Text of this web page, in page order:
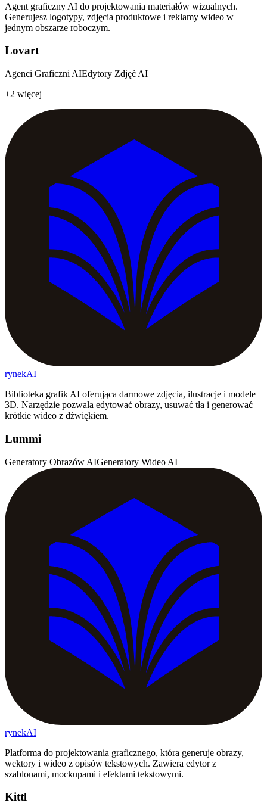
Agent graficzny AI do projektowania materiałów wizualnych.
Generujesz logotypy, zdjęcia produktowe i reklamy wideo w
jednym obszarze roboczym.
Lovart
Agenci Graficzni AIEdytory Zdjęć AI
+2 więcej
rynekAI
Biblioteka grafik AI oferująca darmowe zdjęcia, ilustracje i modele
3D. Narzędzie pozwala edytować obrazy, usuwać tła i generować
krótkie wideo z dźwiękiem.
Lummi
Generatory Obrazów AIGeneratory Wideo AI
rynekAI
Platforma do projektowania graficznego, która generuje obrazy,
wektory i wideo z opisów tekstowych. Zawiera edytor z
szablonami, mockupami i efektami tekstowymi.
Kittl